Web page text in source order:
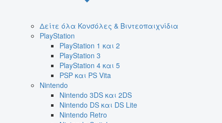
Δείτε όλα Κονσόλες & Βιντεοπαιχνίδια
PlayStation
PlayStation 1 και 2
PlayStation 3
PlayStation 4 και 5
PSP και PS Vita
Nintendo
Nintendo 3DS και 2DS
Nintendo DS και DS Lite
Nintendo Retro